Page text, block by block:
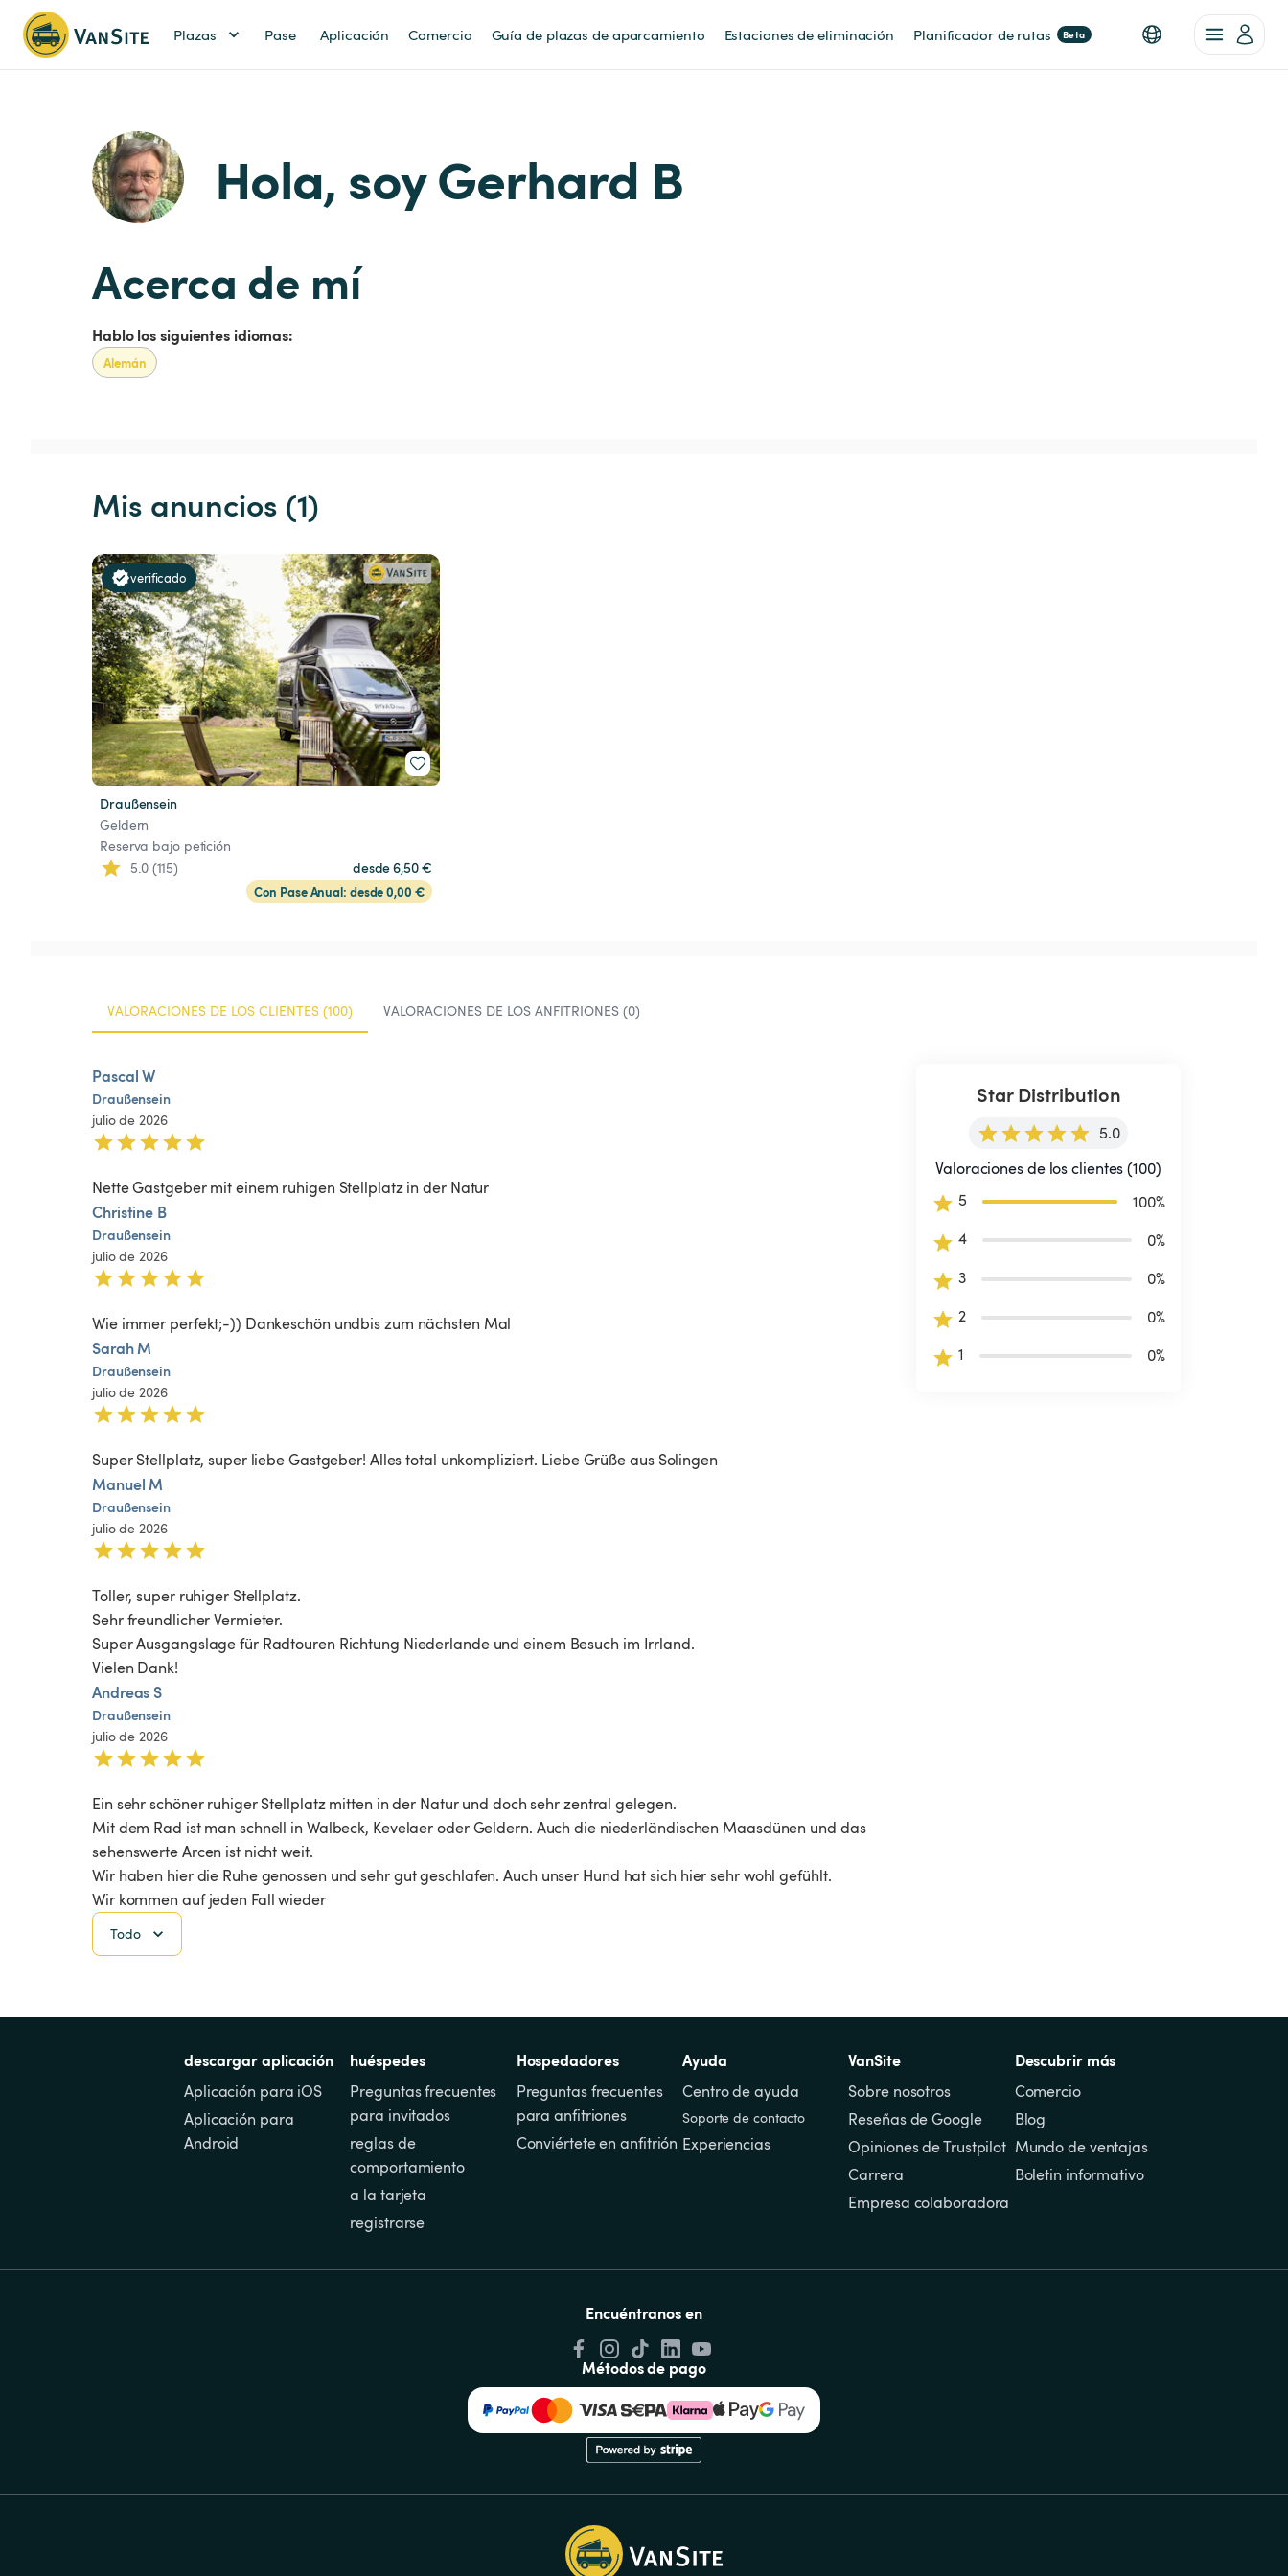
Plazas Pase Aplicación Comercio Guía de plazas de aparcamiento Estaciones de eliminación Planificador de rutas Beta
Hola, soy Gerhard B
Acerca de mí
Hablo los siguientes idiomas:
Alemán
Mis anuncios (1)
verificado
Draußensein
Geldern
Reserva bajo petición
5.0 (115)
desde 6,50 €
Con Pase Anual: desde 0,00 €
VALORACIONES DE LOS CLIENTES (100) VALORACIONES DE LOS ANFITRIONES (0)
Pascal W
Draußensein
julio de 2026
Nette Gastgeber mit einem ruhigen Stellplatz in der Natur
Christine B
Draußensein
julio de 2026
Wie immer perfekt;-)) Dankeschön undbis zum nächsten Mal
Sarah M
Draußensein
julio de 2026
Super Stellplatz, super liebe Gastgeber! Alles total unkompliziert. Liebe Grüße aus Solingen
Manuel M
Draußensein
julio de 2026
Toller, super ruhiger Stellplatz.
Sehr freundlicher Vermieter.
Super Ausgangslage für Radtouren Richtung Niederlande und einem Besuch im Irrland.
Vielen Dank!
Andreas S
Draußensein
julio de 2026
Ein sehr schöner ruhiger Stellplatz mitten in der Natur und doch sehr zentral gelegen.
Mit dem Rad ist man schnell in Walbeck, Kevelaer oder Geldern. Auch die niederländischen Maasdünen und das
sehenswerte Arcen ist nicht weit.
Wir haben hier die Ruhe genossen und sehr gut geschlafen. Auch unser Hund hat sich hier sehr wohl gefühlt.
Wir kommen auf jeden Fall wieder
Star Distribution
5.0
Valoraciones de los clientes (100)
5
100%
4
0%
3
0%
2
0%
1
0%
Todo
descargar aplicación
Aplicación para iOS
Aplicación para
Android
huéspedes
Preguntas frecuentes
para invitados
reglas de
comportamiento
a la tarjeta
registrarse
Hospedadores
Preguntas frecuentes
para anfitriones
Conviértete en anfitrión
Ayuda
Centro de ayuda
Soporte de contacto
Experiencias
VanSite
Sobre nosotros
Reseñas de Google
Opiniones de Trustpilot
Carrera
Empresa colaboradora
Descubrir más
Comercio
Blog
Mundo de ventajas
Boletin informativo
Encuéntranos en
Métodos de pago